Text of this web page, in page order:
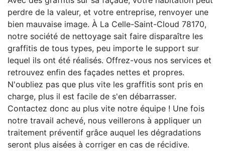
perdre de la valeur, et votre entreprise, renvoyer une
bien mauvaise image. À La Celle-Saint-Cloud 78170,
notre société de nettoyage sait faire disparaître les
graffitis de tous types, peu importe le support sur
lequel ils ont été réalisés. Offrez-vous nos services et
retrouvez enfin des façades nettes et propres.
N'oubliez pas que plus vite les graffitis sont pris en
charge, plus il est facile de s'en débarrasser.
Contactez donc au plus vite notre équipe ! Une fois
notre travail achevé, nous veillerons à appliquer un
traitement préventif grâce auquel les dégradations
seront plus aisées à corriger en cas de récidive.